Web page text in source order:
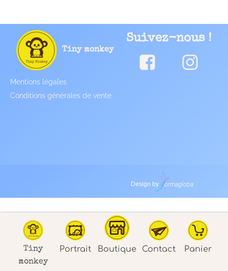
Tiny monkey
Suivez-nous !
Mentions légales
Conditions générales de vente
Design by
Tiny
monkey
Portrait Boutique Contact Panier